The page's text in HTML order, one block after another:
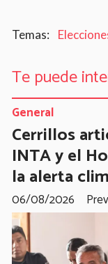
Te puede
Cerrillos
INTA y el
la alerta
General
06/08/2026